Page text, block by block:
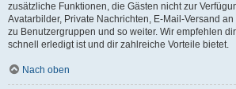
zusätzliche Funktionen, die Gästen nicht zur
Avatarbilder, Private Nachrichten, E-Mail-Versand
zu Benutzergruppen und so weiter. Wir empfehlen
schnell erledigt ist und dir zahlreiche Vorteile bietet.
Nach oben